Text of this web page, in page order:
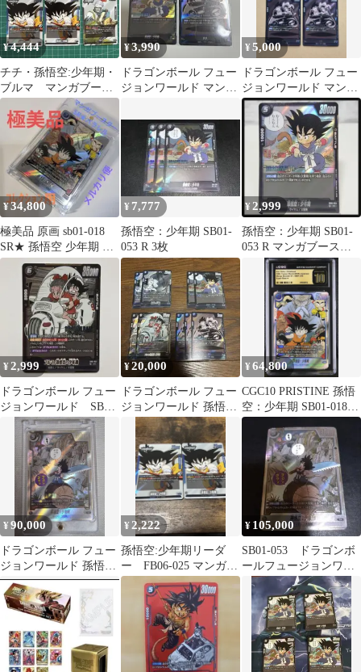
¥4,444
チチ・孫悟空:少年期・
ブルマ マンガブース
ター SB01 FB06
¥3,990
ドラゴンボール フュー
ジョンワールド マンガ
チチ R
¥5,000
ドラゴンボール フュー
ジョンワールド マンガ
ブースター 孫悟空
チチ R
¥34,800
極美品 原画 sb01‐018
SR★ 孫悟空 少年期 フ
ュージョンワールド
¥ 7,777
孫悟空：少年期 SB01-
053 R 3枚
¥2,999
孫悟空：少年期 SB01-
053 R マンガブースタ
ー フュージョンワール
¥2,999
ドラゴンボール フュー
ジョンワールド SB01-
057 ブルマ/孫悟空:少年
¥20,000
ドラゴンボール フュー
ジョンワールド 孫悟空
少年期 チチ ブルマ ま
とめ売り
¥64,800
CGC10 PRISTINE 孫悟
空：少年期 SB01-018
ドラゴンボール
¥90,000
ドラゴンボール フュー
ジョンワールド 孫悟空
少年期 パラレル SB01-
053
¥ 2,222
孫悟空:少年期リーダ
ー FB06-025 マンガブ
ースター 2枚
¥ 105,000
SB01-053 ドラゴンボ
ールフュージョンワー
ルド 孫悟空 少年
期 パラレル